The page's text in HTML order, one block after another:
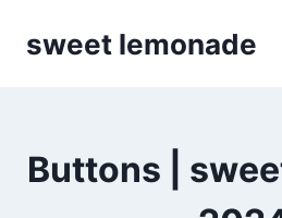
sweet lemonade
Buttons |